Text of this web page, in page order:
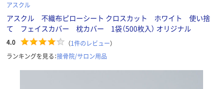
アスクル
アスクル 不織布ピローシート クロスカット ホワイト 使い捨
て フェイスカバー 枕カバー 1袋（500枚入） オリジナル
4.0 （1件のレビュー）
ランキングを見る：接骨院/サロン用品